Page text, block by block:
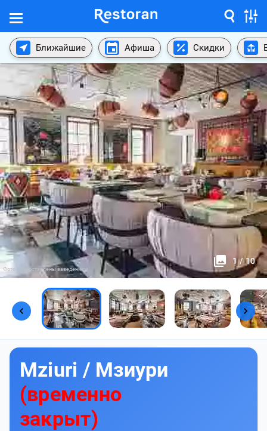
Ближайшие Афиша Скидки
1 / 10
Фото предоставлены заведением
Mziuri / Мзиури
(временно
закрыт)